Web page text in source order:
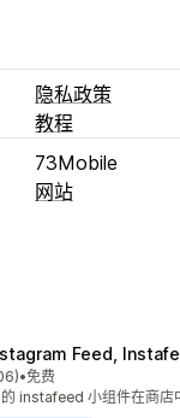
隐私政策
教程
73Mobile
网站
Feed,
分 5 星）
条评论
•免费
instafeed 小组件在商